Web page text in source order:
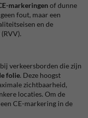
markeringen of dunne
fout, maar een
en de
verkeersborden die zijn
folie. Deze hoogst
zichtbaarheid,
locaties. Om de
CE-markering in de